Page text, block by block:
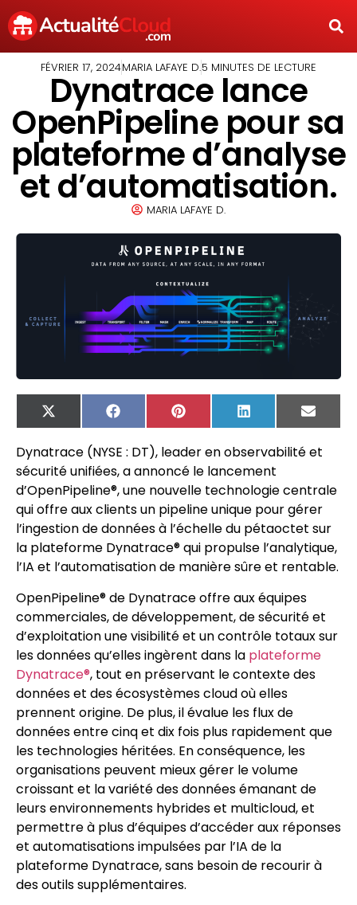
FÉVRIER 17, 2024MARIA LAFAYE D.5 MINUTES DE LECTURE
Dynatrace lance
OpenPipeline pour sa
plateforme d’analyse
et d’automatisation.
MARIA LAFAYE D.
X
(Twitter)
FacebookPinterest LinkedIn
Email
Dynatrace (NYSE : DT), leader en observabilité et
sécurité unifiées, a annoncé le lancement
d’OpenPipeline®, une nouvelle technologie centrale
qui offre aux clients un pipeline unique pour gérer
l’ingestion de données à l’échelle du pétaoctet sur
la plateforme Dynatrace® qui propulse l’analytique,
l’IA et l’automatisation de manière sûre et rentable.
OpenPipeline® de Dynatrace offre aux équipes
commerciales, de développement, de sécurité et
d’exploitation une visibilité et un contrôle totaux sur
les données qu’elles ingèrent dans la plateforme
Dynatrace®, tout en préservant le contexte des
données et des écosystèmes cloud où elles
prennent origine. De plus, il évalue les flux de
données entre cinq et dix fois plus rapidement que
les technologies héritées. En conséquence, les
organisations peuvent mieux gérer le volume
croissant et la variété des données émanant de
leurs environnements hybrides et multicloud, et
permettre à plus d’équipes d’accéder aux réponses
et automatisations impulsées par l’IA de la
plateforme Dynatrace, sans besoin de recourir à
des outils supplémentaires.